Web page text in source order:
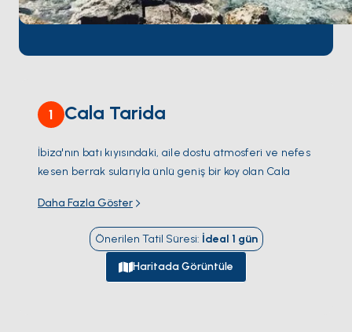
1 Cala Tarida
İbiza'nın batı kıyısındaki, aile dostu atmosferi ve nefes
kesen berrak sularıyla ünlü geniş bir koy olan Cala
çekmekle geçireceğiniz keyifli günler için mükemmel
olan el değmemiş beyaz kumda gevşeyin.
Kıyı LezzetleriŞnorkelli dalış ve gizli deniz yaşamını
keşfetmek için ideal olan körfezi çevreleyen kayalık
koyları keşfedin. Uygun sahil restoranları taze Akdeniz
Daha Fazla Göster
Önerilen Tatil Süresi: İdeal 1 gün
Haritada Görüntüle